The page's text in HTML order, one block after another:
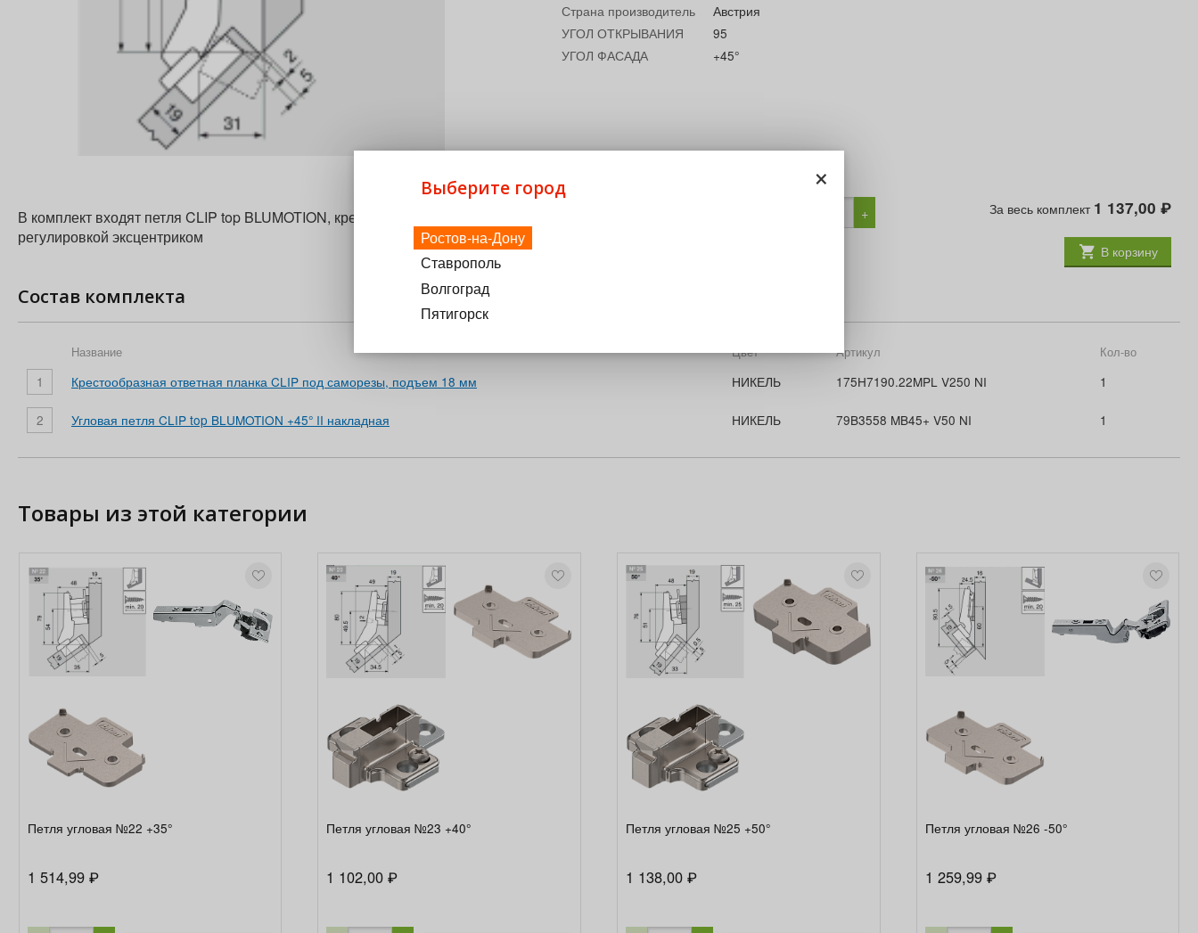
Страна производитель
Австрия
УГОЛ ОТКРЫВАНИЯ
95
УГОЛ ФАСАДА
+45°
+ За весь комплект1 137,00 ₽
В корзину
В комплект входят петля CLIP top BLUMOTION, крестообразная ответная планка CLIP с подъемом 18 мм и
регулировкой эксцентриком
Состав комплекта
Название Цвет Артикул Кол-во
1 Крестообразная ответная планка CLIP под саморезы, подъем 18 мм НИКЕЛЬ 175H7190.22MPL V250 NI 1
2 Угловая петля CLIP top BLUMOTION +45° II накладная НИКЕЛЬ 79B3558 MB45+ V50 NI 1
Товары из этой категории
Петля угловая №22 +35°
1 514,99 ₽
Петля угловая №23 +40°
1 102,00₽
Петля угловая №25 +50°
1 138,00₽
Петля угловая №26 -50°
1 259,99 ₽
×
Выберите город
Ростов-на-Дону
Ставрополь
Волгоград
Пятигорск